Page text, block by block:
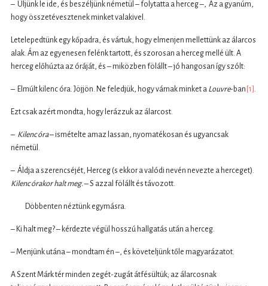
– Üljünk le ide, és beszéljünk németül – folytatta a herceg –, Az a gyanúm,
hogy összetévesztenek minket valakivel.
Letelepedtünk egy kőpadra, és vártuk, hogy elmenjen mellettünk az álarcos
alak. Ám az egyenesen felénk tartott, és szorosan a herceg mellé ült. A
herceg előhúzta az óráját, és – miközben fölállt – jó hangosan így szólt:
– Elmúlt kilenc óra. Jöjjön. Ne feledjük, hogy várnak minket a Louvre-ban [1] .
Ezt csak azért mondta, hogy lerázzuk az álarcost.
– Kilenc óra– ismételte amaz lassan, nyomatékosan és ugyancsak
németül.
– Áldja a szerencséjét, Herceg (s ekkor a valódi nevén nevezte a herceget).
Kilenc órakor halt meg.– S azzal fölállt és távozott.
Döbbenten néztünk egymásra.
– Ki halt meg? – kérdezte végül hosszú hallgatás után a herceg.
– Menjünk utána – mondtam én –, és követeljünk tőle magyarázatot.
A Szent Márk tér minden zegét-zugát átfésültük; az álarcosnak